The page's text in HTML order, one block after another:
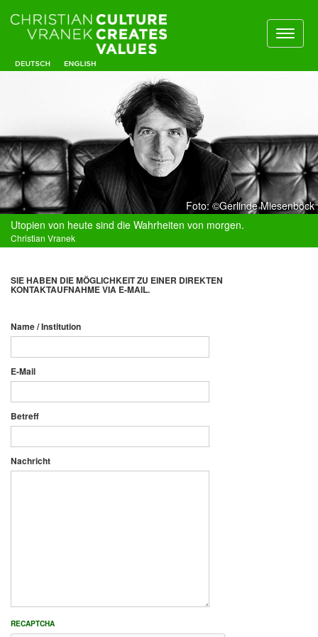
Foto: ©Gerlinde Miesenböck
Utopien von heute sind die Wahrheiten von morgen.
Christian Vranek
SIE HABEN DIE MÖGLICHKEIT ZU EINER DIREKTEN
KONTAKTAUFNAHME VIA E-MAIL.
Name / Institution
E-Mail
Betreff
Nachricht
RECAPTCHA